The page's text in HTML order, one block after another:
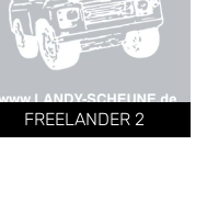
FREELANDER 2